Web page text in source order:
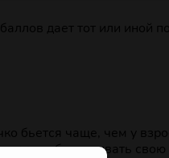
дает тот или иной
бьется чаще, чем у
обеспечивать свою